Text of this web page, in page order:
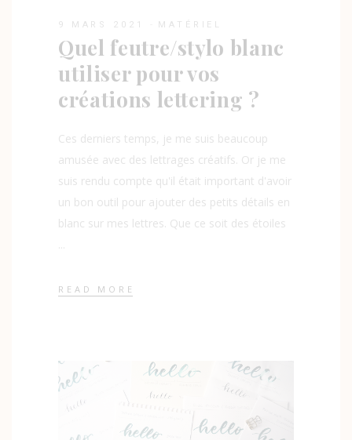
9 MARS 2021 MATÉRIEL
Quel feutre/stylo blanc
utiliser pour vos
créations lettering ?
Ces derniers temps, je me suis beaucoup
amusée avec des lettrages créatifs. Or je me
suis rendu compte qu'il était important d'avoir
un bon outil pour ajouter des petits détails en
blanc sur mes lettres. Que ce soit des étoiles
READ MORE